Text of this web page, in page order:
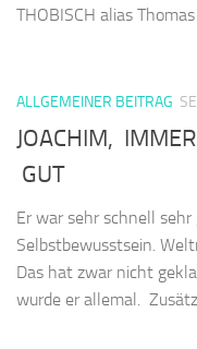
THOBISCH alias
ALLGEMEINER BEITRAG
JOACHIM,
GUT
Er war sehr schnell
Selbstbewusstsein.
Das hat zwar nicht
wurde er allemal.